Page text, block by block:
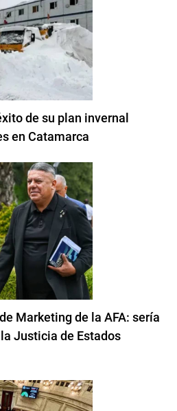
de su plan invernal
en Catamarca
Marketing de la AFA: sería
Justicia de Estados